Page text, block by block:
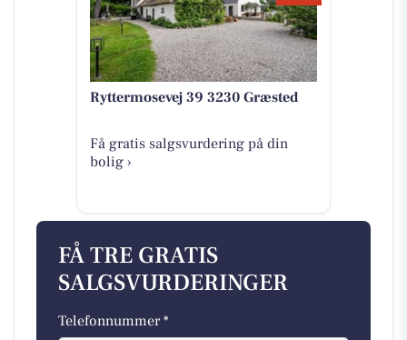
Ryttermosevej 39 3230 Græsted
Få gratis salgsvurdering på din
bolig ›
FÅ TRE GRATIS
SALGSVURDERINGER
Telefonnummer *